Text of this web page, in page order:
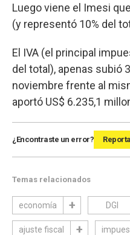
Luego viene el Imesi
(y representó 10% del
El IVA (el principal
del total), apenas subió
noviembre frente al
aportó US$ 6.235,1
¿Encontraste un error?
Temas relacionados
economía DGI
ajuste fiscal